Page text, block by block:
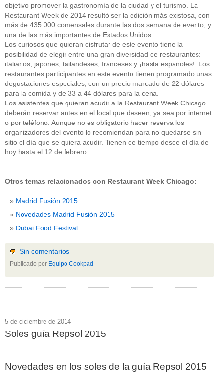
objetivo promover la gastronomía de la ciudad y el turismo. La
Restaurant Week de 2014 resultó ser la edición más existosa, con
más de 435.000 comensales durante las dos semana de evento, y
una de las más importantes de Estados Unidos.
Los curiosos que quieran disfrutar de este evento tiene la
posibilidad de elegir entre una gran diversidad de restaurantes:
italianos, japones, tailandeses, franceses y ¡hasta españoles!. Los
restaurantes participantes en este evento tienen programado unas
degustaciones especiales, con un precio marcado de 22 dólares
para la comida y de 33 a 44 dólares para la cena.
Los asistentes que quieran acudir a la Restaurant Week Chicago
deberán reservar antes en el local que deseen, ya sea por internet
o por teléfono. Aunque no es obligatorio hacer reserva los
organizadores del evento lo recomiendan para no quedarse sin
sitio el día que se quiera acudir. Tienen de tiempo desde el día de
hoy hasta el 12 de febrero.
Otros temas relacionados con Restaurant Week Chicago:
Madrid Fusión 2015
Novedades Madrid Fusión 2015
Dubai Food Festival
Sin comentarios
Publicado por Equipo Cookpad
5 de diciembre de 2014
Soles guía Repsol 2015
Novedades en los soles de la guía Repsol 2015